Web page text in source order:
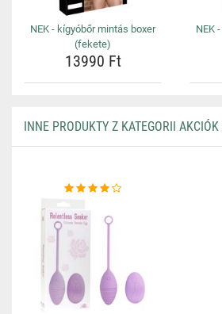
NEK - kígyóbőr mintás boxer
(fekete)
13990 Ft
NEK
INNE PRODUKTY Z KATEGORII AKCIÓK